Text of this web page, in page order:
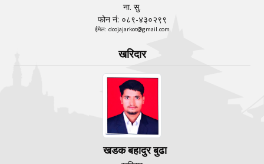
ना. सु.
फोन नं: ०८९-४३०२९९
ईमेल: dcojajarkot@gmail.com
खरिदार
खडक बहादुर बुढा